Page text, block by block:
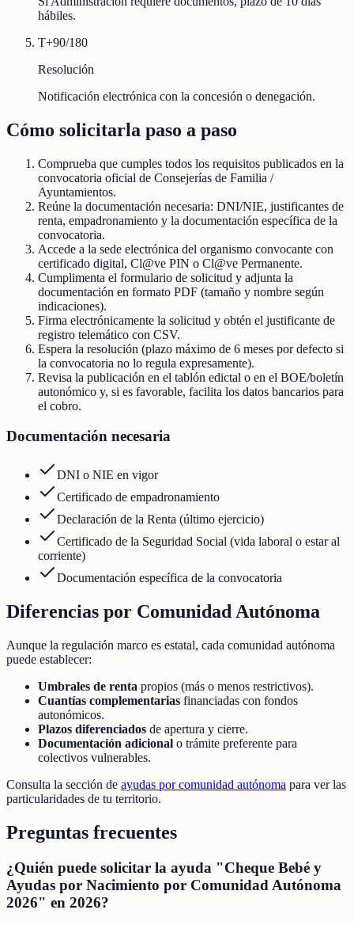
hábiles.
T+90/180
Resolución
Notificación electrónica con la concesión o denegación.
Cómo solicitarla paso a paso
Comprueba que cumples todos los requisitos publicados en la
convocatoria oficial de Consejerías de Familia /
Ayuntamientos.
Reúne la documentación necesaria: DNI/NIE, justificantes de
renta, empadronamiento y la documentación específica de la
convocatoria.
Accede a la sede electrónica del organismo convocante con
certificado digital, Cl@ve PIN o Cl@ve Permanente.
Cumplimenta el formulario de solicitud y adjunta la
documentación en formato PDF (tamaño y nombre según
indicaciones).
Firma electrónicamente la solicitud y obtén el justificante de
registro telemático con CSV.
Espera la resolución (plazo máximo de 6 meses por defecto si
la convocatoria no lo regula expresamente).
Revisa la publicación en el tablón edictal o en el BOE/boletín
autonómico y, si es favorable, facilita los datos bancarios para
el cobro.
Documentación necesaria
DNI o NIE en vigor
Certificado de empadronamiento
Declaración de la Renta (último ejercicio)
Certificado de la Seguridad Social (vida laboral o estar al
corriente)
Documentación específica de la convocatoria
Diferencias por Comunidad Autónoma
Aunque la regulación marco es estatal, cada comunidad autónoma
puede establecer:
Umbrales de renta propios (más o menos restrictivos).
Cuantías complementarias financiadas con fondos
autonómicos.
Plazos diferenciados de apertura y cierre.
Documentación adicional o trámite preferente para
colectivos vulnerables.
Consulta la sección de ayudas por comunidad autónoma para ver las
particularidades de tu territorio.
Preguntas frecuentes
¿Quién puede solicitar la ayuda "Cheque Bebé y
Ayudas por Nacimiento por Comunidad Autónoma
2026" en 2026?